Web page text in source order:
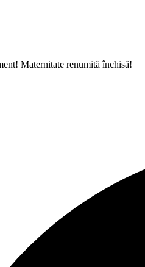
Maternitate renumită închisă!